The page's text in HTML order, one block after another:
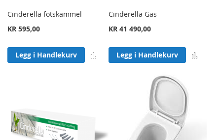
Cinderella fotskammel
KR 595,00
Legg i Handlekurv Legg til sammenligning
Cinderella Gas
KR 41 490,00
Legg i Handlekurv